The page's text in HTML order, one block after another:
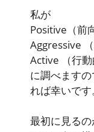
私が
Positive （前
Aggressive
Active
（行
に調べます
れば幸いです
最初に見るの